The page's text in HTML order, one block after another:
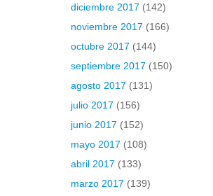
diciembre 2017 (142)
noviembre 2017 (166)
octubre 2017 (144)
septiembre 2017 (150)
agosto 2017 (131)
julio 2017 (156)
junio 2017 (152)
mayo 2017 (108)
abril 2017 (133)
marzo 2017 (139)